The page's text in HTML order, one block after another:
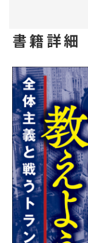
書籍詳細